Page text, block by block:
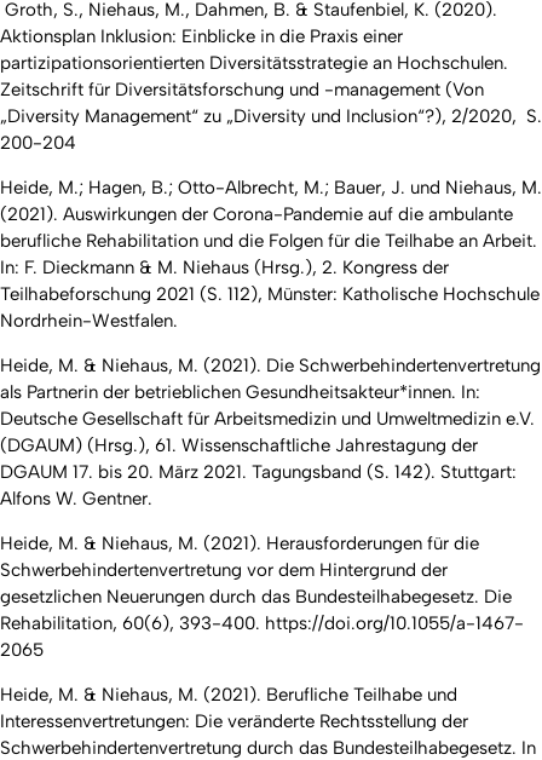
Groth, S., Niehaus, M., Dahmen, B. & Staufenbiel, K. (2020).
Aktionsplan Inklusion: Einblicke in die Praxis einer
partizipationsorientierten Diversitätsstrategie an Hochschulen.
Zeitschrift für Diversitätsforschung und -management (Von
„Diversity Management“ zu „Diversity und Inclusion“?), 2/2020, S.
200-204
Heide, M.; Hagen, B.; Otto-Albrecht, M.; Bauer, J. und Niehaus, M.
(2021). Auswirkungen der Corona-Pandemie auf die ambulante
berufliche Rehabilitation und die Folgen für die Teilhabe an Arbeit.
In: F. Dieckmann & M. Niehaus (Hrsg.), 2. Kongress der
Teilhabeforschung 2021 (S. 112), Münster: Katholische Hochschule
Nordrhein-Westfalen.
Heide, M. & Niehaus, M. (2021). Die Schwerbehindertenvertretung
als Partnerin der betrieblichen Gesundheitsakteur*innen. In:
Deutsche Gesellschaft für Arbeitsmedizin und Umweltmedizin e.V.
(DGAUM) (Hrsg.), 61. Wissenschaftliche Jahrestagung der
DGAUM 17. bis 20. März 2021. Tagungsband (S. 142). Stuttgart:
Alfons W. Gentner.
Heide, M. & Niehaus, M. (2021). Herausforderungen für die
Schwerbehindertenvertretung vor dem Hintergrund der
gesetzlichen Neuerungen durch das Bundesteilhabegesetz. Die
Rehabilitation, 60(6), 393-400. https://doi.org/10.1055/a-1467-
2065
Heide, M. & Niehaus, M. (2021). Berufliche Teilhabe und
Interessenvertretungen: Die veränderte Rechtsstellung der
Schwerbehindertenvertretung durch das Bundesteilhabegesetz. In